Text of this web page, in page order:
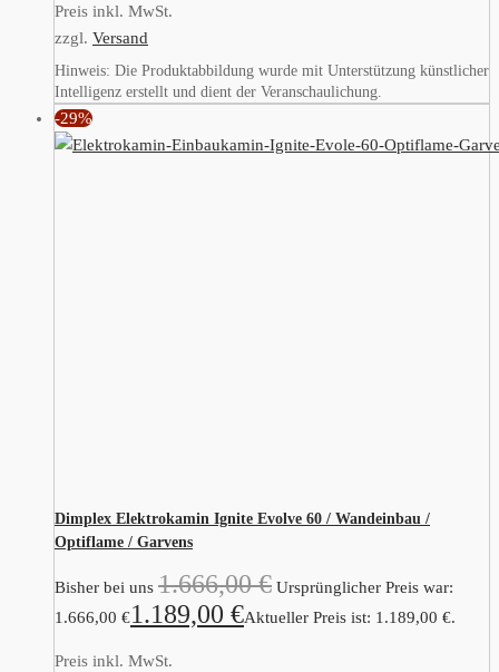
Preis inkl. MwSt.
zzgl. Versand
Hinweis: Die Produktabbildung wurde mit Unterstützung künstlicher
Intelligenz erstellt und dient der Veranschaulichung.
-29%
Dimplex Elektrokamin Ignite Evolve 60 / Wandeinbau /
Optiflame / Garvens
Bisher bei uns 1.666,00€ Ursprünglicher Preis war:
1.666,00 €1.189,00 €Aktueller Preis ist: 1.189,00 €.
Preis inkl. MwSt.